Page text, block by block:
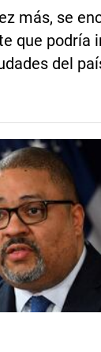
más, se
que podría
del